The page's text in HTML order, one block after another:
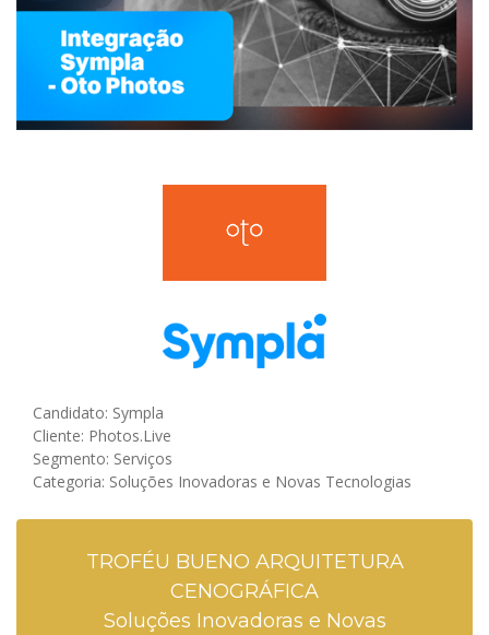
Candidato: Sympla
Cliente: Photos.Live
Segmento: Serviços
Categoria: Soluções Inovadoras e Novas Tecnologias
TROFÉU BUENO ARQUITETURA
CENOGRÁFICA
Soluções Inovadoras e Novas